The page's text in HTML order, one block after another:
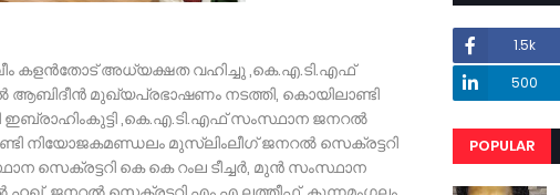
കളൻതോട് അധ്യക്ഷത വഹിച്ചു ,കെ.എ.ടി.എഫ്
മുഖ്യപ്രഭാഷണം നടത്തി, കൊയിലാണ്ടി
ഇബ്രാഹിംകുട്ടി ,കെ.എ.ടി.എഫ് സംസ്ഥാന ജനറൽ
നിയോജകമണ്ഡലം മുസ്ലിംലീഗ് ജനറൽ സെക്രട്ടറി
സെക്രട്ടറി കെ കെ റംല ടീച്ചർ, മുൻ സംസ്ഥാന
1.5k
500
POPULAR
RECENTS